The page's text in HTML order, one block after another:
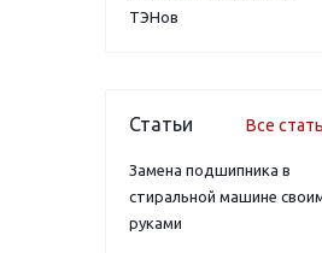
ТЭНов
Статьи Все
Замена подшипника в
стиральной машине
руками